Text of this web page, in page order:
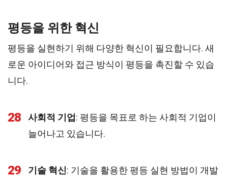
평등을 위한 혁신
평등을 실현하기 위해 다양한 혁신이 필요합니다. 새
로운 아이디어와 접근 방식이 평등을 촉진할 수 있습
니다.
28 사회적 기업 : 평등을 목표로 하는 사회적 기업이
늘어나고 있습니다.
29 기술 혁신: 기술을 활용한 평등 실현 방법이 개발